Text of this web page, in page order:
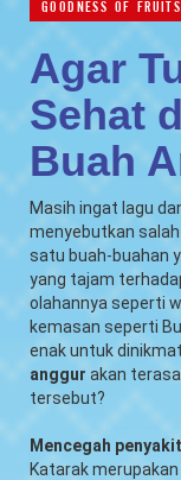
GOODNESS OF
Agar
Sehat
Buah
Masih ingat lagu
menyebutkan
satu buah-buahan
yang tajam
olahannya seperti
kemasan seperti
enak untuk
anggur akan
tersebut?
Mencegah
Katarak